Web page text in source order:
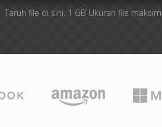
Taruh file di sini. 1 GB Ukuran file